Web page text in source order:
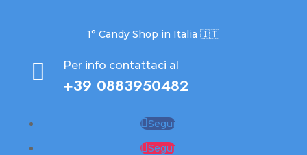
1° Candy Shop in Italia 🇮🇹
 Per info contattaci al
+39 0883950482
Segui
Segui